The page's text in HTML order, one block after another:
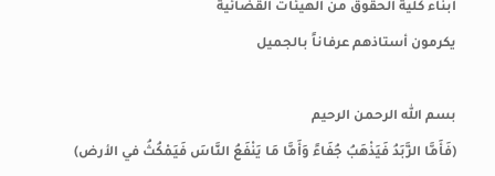
أبناء كلية الحقوق من الهيئات القضائية
يكرمون أستاذهم عرفاناً بالجميل
بسم الله الرحمن الرحيم
(فَأَمَّا الزَّبَدُ فَيَذْهَبُ جُفَاءً وَأَمَّا مَا يَنْفَعُ النَّاسَ فَيَمْكُثُ في الأرض)